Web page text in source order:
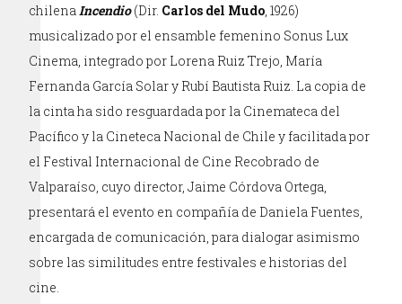
chilena Incendio(Dir. Carlos del Mudo , 1926)
musicalizado por el ensamble femenino Sonus Lux
Cinema, integrado por Lorena Ruiz Trejo, María
Fernanda García Solar y Rubí Bautista Ruiz. La copia de
la cinta ha sido resguardada por la Cinemateca del
Pacífico y la Cineteca Nacional de Chile y facilitada por
el Festival Internacional de Cine Recobrado de
Valparaíso, cuyo director, Jaime Córdova Ortega,
presentará el evento en compañía de Daniela Fuentes,
encargada de comunicación, para dialogar asimismo
sobre las similitudes entre festivales e historias del
cine.